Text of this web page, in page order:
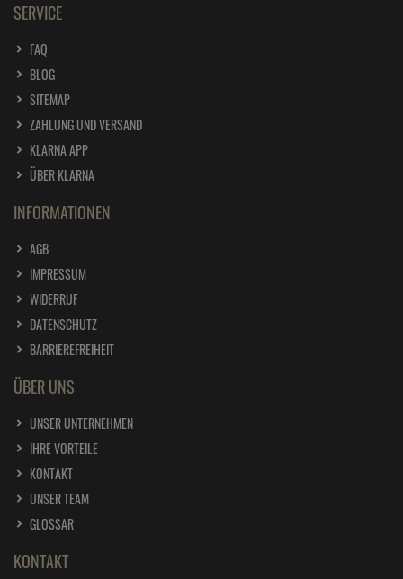
SERVICE
FAQ
BLOG
SITEMAP
ZAHLUNG UND VERSAND
KLARNA APP
ÜBER KLARNA
INFORMATIONEN
AGB
IMPRESSUM
WIDERRUF
DATENSCHUTZ
BARRIEREFREIHEIT
ÜBER UNS
UNSER UNTERNEHMEN
IHRE VORTEILE
KONTAKT
UNSER TEAM
GLOSSAR
KONTAKT